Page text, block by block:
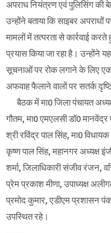
अपराध नियंत्रण एवं पुलिसिंग की
उन्होंने बताया कि साइबर
मामलों में तत्परता से कार्रवाई करते
प्रयास किया जा रहा है। उन्होंने
सूचनाओं पर रोक लगाने के लिए
अफवाह फैलाने वालों पर सतर्क
बैठक में मा0 जिला पंचायत
गौतम, मा0 एमएलसी डॉ0 मानवेंद्र
श्री रविंद्र पाल सिंह, मा0
कृष्ण पाल सिंह, महानगर अध्यक्ष
शर्मा, जिलाधिकारी संजीव
प्रेम प्रकाश मीणा, उपाध्यक्ष
प्रमोद कुमार, एडीएम प्रशासन
उपस्थित रहे।